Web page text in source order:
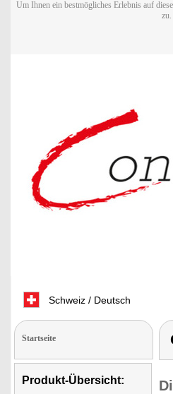
Um Ihnen ein bestmögliches Erlebnis auf
Schweiz / Deutsch
Startseite
Produkt-Übersicht: